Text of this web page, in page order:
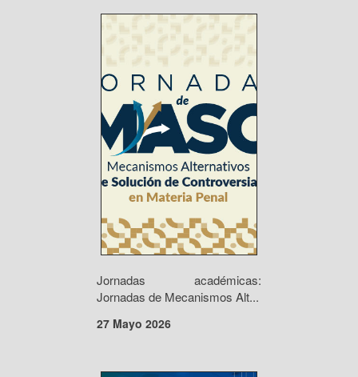
Jornadas académicas:
Jornadas de Mecanismos Alt...
27 Mayo 2026